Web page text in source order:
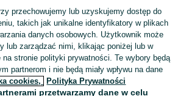
przechowujemy lub uzyskujemy dostęp do
takich jak unikalne identyfikatory w plikach
danych osobowych. Użytkownik może
lub zarządzać nimi, klikając poniżej lub w
na stronie polityki prywatności. Te wybory będą
partnerom i nie będą miały wpływu na dane
cookies, Polityka Prywatności
przetwarzamy dane w celu